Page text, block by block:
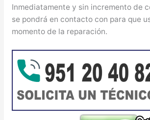
Inmediatamente y sin incremento de
se pondrá en contacto con para que
momento de la reparación.